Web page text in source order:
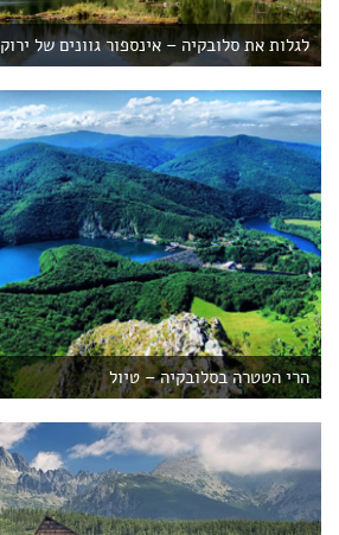
לגלות את סלובקיה – אינספור גוונים של ירוק
הרי הטטרה בסלובקיה – טיול